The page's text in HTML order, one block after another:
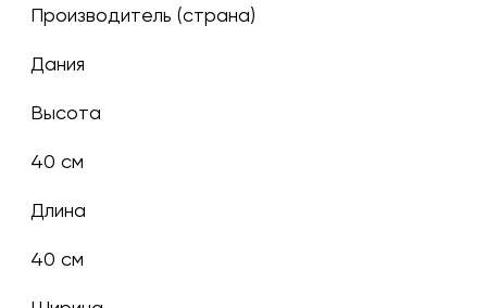
Производитель (страна)
Дания
Высота
40 см
Длина
40 см